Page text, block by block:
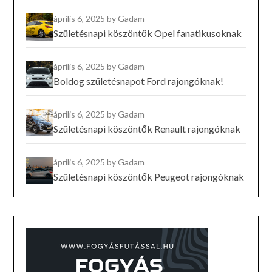
április 6, 2025by Gadam
Születésnapi köszöntők Opel fanatikusoknak
április 6, 2025by Gadam
Boldog születésnapot Ford rajongóknak!
április 6, 2025by Gadam
Születésnapi köszöntők Renault rajongóknak
április 6, 2025by Gadam
Születésnapi köszöntők Peugeot rajongóknak